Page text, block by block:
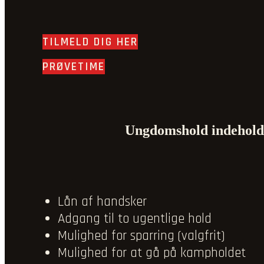
TILMELD DIG HER
PRØVETIME
Ungdomshold
Lån af handsker
Adgang til to ugentlige hold
Mulighed for sparring (valgfrit)
Mulighed for at gå på kampholdet